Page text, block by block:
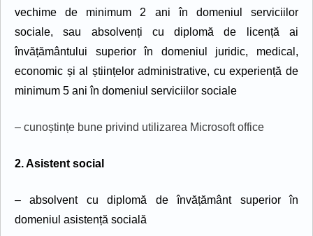
vechime de minimum 2 ani în domeniul serviciilor
sociale, sau absolvenți cu diplomă de licență ai
învățământului superior în domeniul juridic, medical,
economic și al științelor administrative, cu experiență de
minimum 5 ani în domeniul serviciilor sociale
– cunoștințe bune privind utilizarea Microsoft office
2. Asistent social
– absolvent cu diplomă de învățământ superior în
domeniul asistență socială